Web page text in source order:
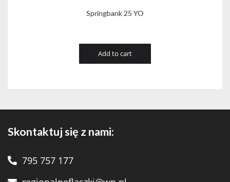
Springbank 25 YO
Add to cart
Skontaktuj się z nami:
795 757 177